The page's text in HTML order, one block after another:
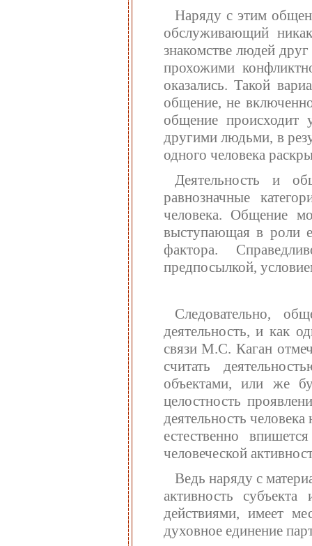
Наряду с этим
обслуживающий
знакомстве людей
прохожими
оказались. Такой
общение, не
общение происходит
другими людьми, в
одного человека
Деятельность и
равнозначные
человека. Общение
выступающая в роли
фактора.
предпосылкой,
Следовательно,
деятельность, и как
связи М.С. Каган
считать
объектами, или же
целостность
деятельность
естественно
человеческой
Ведь наряду с
активность
действиями, имеет
духовное единение